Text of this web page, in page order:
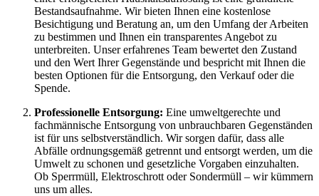
Bestandsaufnahme. Wir bieten Ihnen eine kostenlose
Besichtigung und Beratung an, um den Umfang der Arbeiten
zu bestimmen und Ihnen ein transparentes Angebot zu
unterbreiten. Unser erfahrenes Team bewertet den Zustand
und den Wert Ihrer Gegenstände und bespricht mit Ihnen die
besten Optionen für die Entsorgung, den Verkauf oder die
Spende.
Professionelle Entsorgung: Eine umweltgerechte und
fachmännische Entsorgung von unbrauchbaren Gegenständen
ist für uns selbstverständlich. Wir sorgen dafür, dass alle
Abfälle ordnungsgemäß getrennt und entsorgt werden, um die
Umwelt zu schonen und gesetzliche Vorgaben einzuhalten.
Ob Sperrmüll, Elektroschrott oder Sondermüll – wir kümmern
uns um alles.